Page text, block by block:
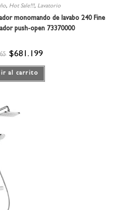
, Hot Sale!!!, Lavatorio
monomando de lavabo 240 Fine
push-open 73370000
$681.199
al carrito